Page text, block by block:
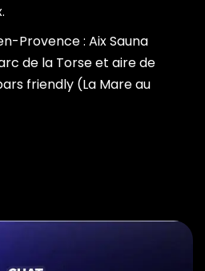
Provence : Aix Sauna
de la Torse et aire de
friendly (La Mare au